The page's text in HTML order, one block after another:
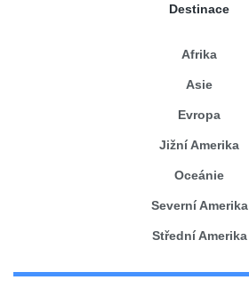
Destinace
Afrika
Asie
Evropa
Jižní Amerika
Oceánie
Severní Amerika
Střední Amerika